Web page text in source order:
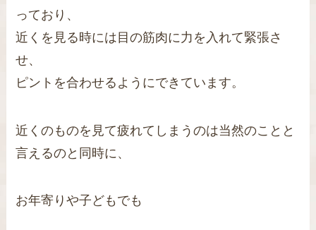
っており、
近くを見る時には目の筋肉に力を入れて緊張さ
せ、
ピントを合わせるようにできています。
近くのものを見て疲れてしまうのは当然のことと
言えるのと同時に、
お年寄りや子どもでも